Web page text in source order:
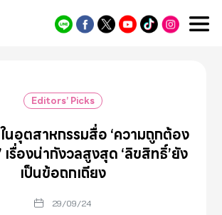
Editors’ Picks
นอุตสาหกรรมสื่อ ‘ความถูกต้อง
รื่องน่ากังวลสูงสุด ‘ลิขสิทธิ์’ยัง
เป็นข้อถกเถียง
29/09/24